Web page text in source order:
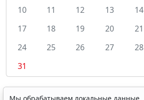
10
11 12 13 14
17
18 19 20 21
24
25 26 27 28
31